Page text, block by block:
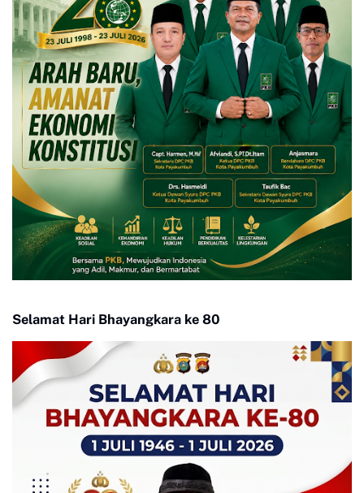
Selamat Hari Bhayangkara ke 80